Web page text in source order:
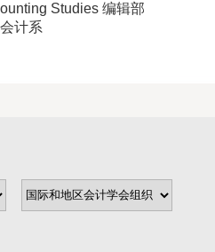
Studies 编辑部
计系